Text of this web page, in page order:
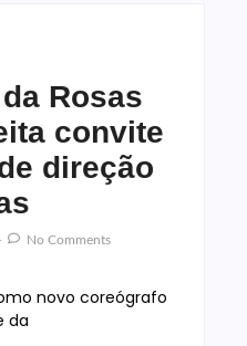
Rosas
convite
direção
No Comments
novo coreógrafo
da